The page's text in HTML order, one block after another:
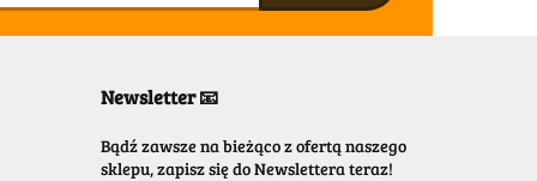
Newsletter 📧
Bądź zawsze na bieżąco z ofertą naszego
sklepu, zapisz się do Newslettera teraz!